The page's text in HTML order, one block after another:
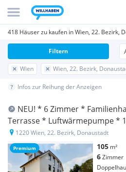
418 Häuser zu kaufen in Wien, 22. Bezirk,
Wien Wien, 22. Bezirk,
Filtern
Infos zur Reihung der Anzeigen
Premium
NEU! * 6 Zimmer *
Terrasse * Luftwärmepumpe *
1220 Wien, 22. Bezirk, Donaustadt
105 m²
6Zimmer